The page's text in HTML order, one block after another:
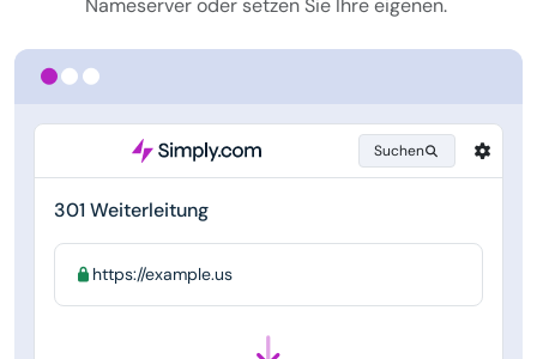
Suchen
301 Weiterleitung
https://example.us
Nameserver oder setzen Sie Ihre eigenen.